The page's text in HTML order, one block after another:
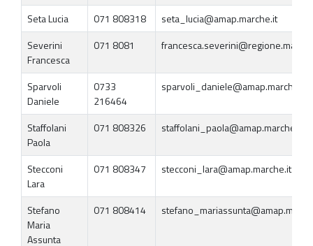
Seta Lucia
071 808318
seta_lucia@amap.marche.it
Severini
Francesca
071 8081
Sparvoli
Daniele
0733
216464
sparvoli_daniele@amap.marche.it
Staffolani
Paola
071 808326 staffolani_paola@amap.marche.it
Stecconi
Lara
071 808347 stecconi_lara@amap.marche.it
Stefano
Maria
Assunta
071 808414